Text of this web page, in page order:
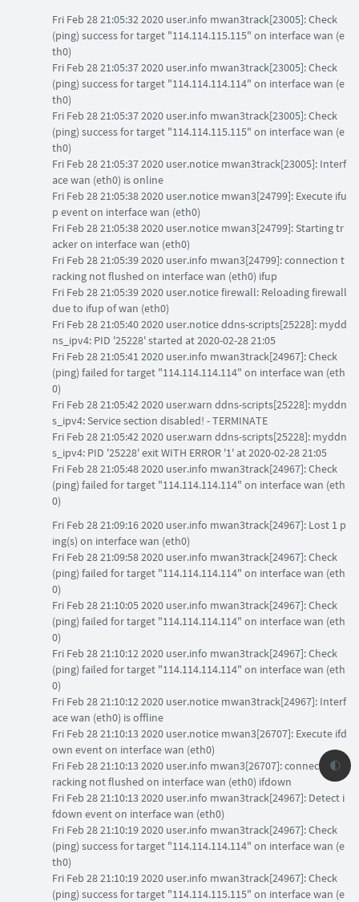
Fri Feb 28 21:05:32 2020 user.info mwan3track[23005]: Check
(ping) success for target "114.114.115.115" on interface wan (e
th0)
Fri Feb 28 21:05:37 2020 user.info mwan3track[23005]: Check
(ping) success for target "114.114.114.114" on interface wan (e
th0)
Fri Feb 28 21:05:37 2020 user.info mwan3track[23005]: Check
(ping) success for target "114.114.115.115" on interface wan (e
th0)
Fri Feb 28 21:05:37 2020 user.notice mwan3track[23005]: Interf
ace wan (eth0) is online
Fri Feb 28 21:05:38 2020 user.notice mwan3[24799]: Execute ifu
p event on interface wan (eth0)
Fri Feb 28 21:05:38 2020 user.notice mwan3[24799]: Starting tr
acker on interface wan (eth0)
Fri Feb 28 21:05:39 2020 user.info mwan3[24799]: connection t
racking not flushed on interface wan (eth0) ifup
Fri Feb 28 21:05:39 2020 user.notice firewall: Reloading firewall
due to ifup of wan (eth0)
Fri Feb 28 21:05:40 2020 user.notice ddns-scripts[25228]: mydd
ns_ipv4: PID '25228' started at 2020-02-28 21:05
Fri Feb 28 21:05:41 2020 user.info mwan3track[24967]: Check
(ping) failed for target "114.114.114.114" on interface wan (eth
0)
Fri Feb 28 21:05:42 2020 user.warn ddns-scripts[25228]: myddn
s_ipv4: Service section disabled! - TERMINATE
Fri Feb 28 21:05:42 2020 user.warn ddns-scripts[25228]: myddn
s_ipv4: PID '25228' exit WITH ERROR '1' at 2020-02-28 21:05
Fri Feb 28 21:05:48 2020 user.info mwan3track[24967]: Check
(ping) failed for target "114.114.114.114" on interface wan (eth
0)
Fri Feb 28 21:09:16 2020 user.info mwan3track[24967]: Lost 1 p
ing(s) on interface wan (eth0)
Fri Feb 28 21:09:58 2020 user.info mwan3track[24967]: Check
(ping) failed for target "114.114.114.114" on interface wan (eth
0)
Fri Feb 28 21:10:05 2020 user.info mwan3track[24967]: Check
(ping) failed for target "114.114.114.114" on interface wan (eth
0)
Fri Feb 28 21:10:12 2020 user.info mwan3track[24967]: Check
(ping) failed for target "114.114.114.114" on interface wan (eth
0)
Fri Feb 28 21:10:12 2020 user.notice mwan3track[24967]: Interf
ace wan (eth0) is offline
Fri Feb 28 21:10:13 2020 user.notice mwan3[26707]: Execute ifd
own event on interface wan (eth0)
Fri Feb 28 21:10:13 2020 user.info mwan3[26707]: connection t
racking not flushed on interface wan (eth0) ifdown
Fri Feb 28 21:10:13 2020 user.info mwan3track[24967]: Detect i
fdown event on interface wan (eth0)
Fri Feb 28 21:10:19 2020 user.info mwan3track[24967]: Check
(ping) success for target "114.114.114.114" on interface wan (e
th0)
Fri Feb 28 21:10:19 2020 user.info mwan3track[24967]: Check
(ping) success for target "114.114.115.115" on interface wan (e
🌓